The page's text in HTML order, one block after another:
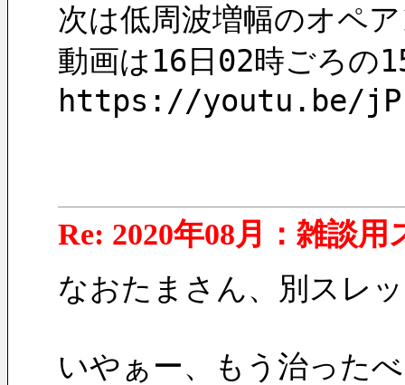
次は低周波増幅のオペ
動画は16日02時ごろの
https://youtu.be/
Re: 2020年08月：雑談用
なおたまさん、別スレ
いやぁー、もう治った